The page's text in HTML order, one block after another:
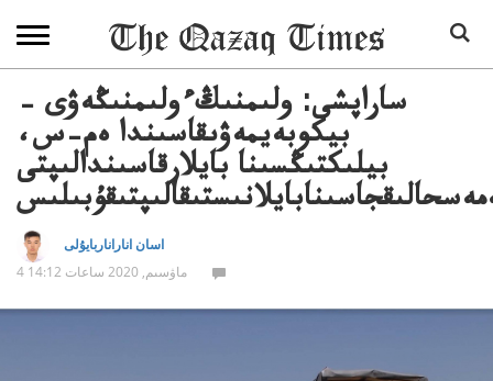
ساراپشى: ولىمنىڭءولىمنىڭەۋى –
بيكوبەيمەۋىقاسىندا ەم–س،
بيلىكتىڭسىنا بايلارقاسىندالىپتى
اسان اناراناربايۇلى
4 ماۋسىم, 2020 ساعات 14:12